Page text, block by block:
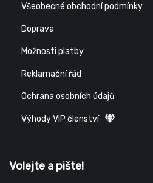
Všeobecné obchodní podmínky
Doprava
Možnosti platby
Reklamační řád
Ochrana osobních údajů
Výhody VIP členství
Volejte a pište!